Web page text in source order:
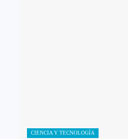
CIENCIA Y TECNOLOGÍA